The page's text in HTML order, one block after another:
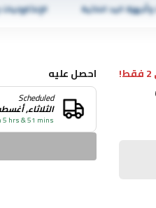
اليد الذكية
احصل عليه
Scheduled
الثلاثاء, أغسطس
hrs & 51 mins